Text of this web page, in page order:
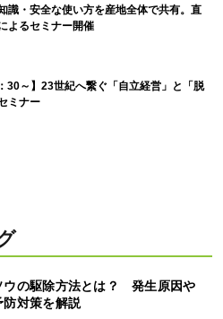
識・安全な使い方を産地全体で共有。直
よるセミナー開催
30～】23世紀へ繋ぐ「自立経営」と「脱
ミナー
ウの駆除方法とは？ 発生原因や
防対策を解説